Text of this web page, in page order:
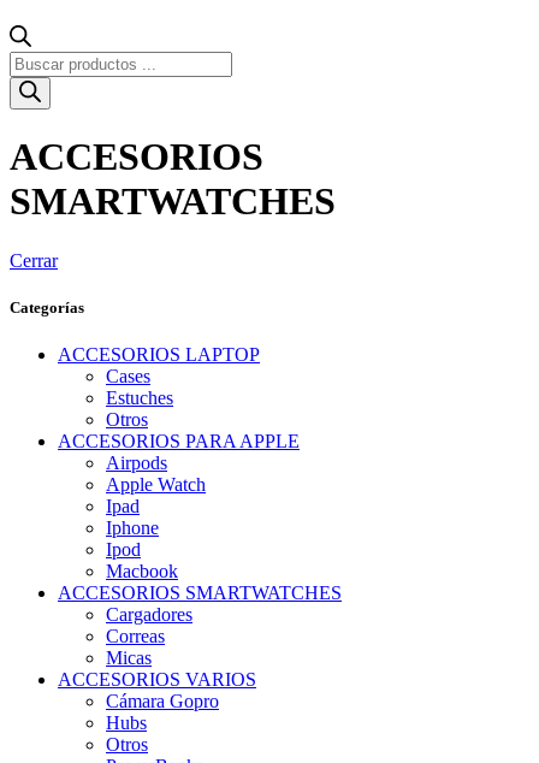
Búsqueda
de
productos
ACCESORIOS
SMARTWATCHES
Cerrar
Categorías
ACCESORIOS LAPTOP
Cases
Estuches
Otros
ACCESORIOS PARA APPLE
Airpods
Apple Watch
Ipad
Iphone
Ipod
Macbook
ACCESORIOS SMARTWATCHES
Cargadores
Correas
Micas
ACCESORIOS VARIOS
Cámara Gopro
Hubs
Otros